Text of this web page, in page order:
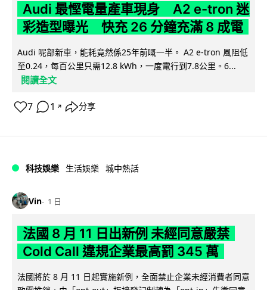
Audi 最慳電量產車現身 A2 e-tron 迷
彩造型曝光 快充 26 分鐘充滿 8 成電
Audi 呢部新車，能耗竟然係25年前嘅一半。 A2 e-tron 風阻低
至0.24，每百公里只需12.8 kWh，一度電行到7.8公里。6...
閱讀全文
7 1 ↗ 分享
科技娛樂 生活娛樂 城中熱話
Vin 1 日
法國 8 月 11 日出新例 未經同意嚴禁
Cold Call 違規企業最高罰 345 萬
法國將於 8 月 11 日起實施新例，全面禁止企業未經消費者同意